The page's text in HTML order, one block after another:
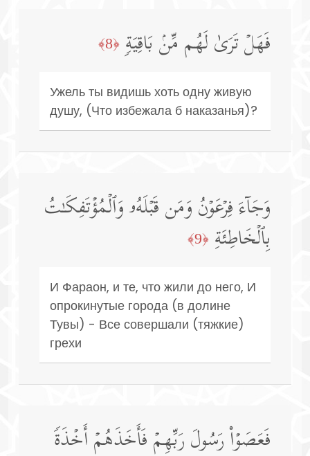
فَهَلۡ تَرَىٰ لَهُم مِّنۢ بَاقِیَةࣲ ﴿8﴾
Ужель ты видишь хоть одну живую
душу, (Что избежала б наказанья)?
وَجَاۤءَ فِرۡعَوۡنُ وَمَن قَبۡلَهُۥ وَٱلۡمُؤۡتَفِكَـٰتُ
بِٱلۡخَاطِئَةِ ﴿9﴾
И Фараон, и те, что жили до него, И
опрокинутые города (в долине
Тувы) - Все совершали (тяжкие)
грехи
فَعَصَوۡا۟ رَسُولَ رَبِّهِمۡ فَأَخَذَهُمۡ أَخۡذَةࣰ